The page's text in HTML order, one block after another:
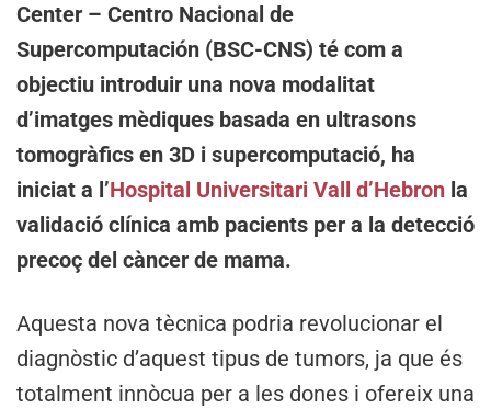
Center – Centro Nacional de
Supercomputación (BSC-CNS) té com a
objectiu introduir una nova modalitat
d’imatges mèdiques basada en ultrasons
tomogràfics en 3D i supercomputació, ha
iniciat a l’Hospital Universitari Vall d’Hebron la
validació clínica amb pacients per a la detecció
precoç del càncer de mama.
Aquesta nova tècnica podria revolucionar el
diagnòstic d’aquest tipus de tumors, ja que és
totalment innòcua per a les dones i ofereix una